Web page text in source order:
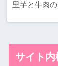
里芋と牛肉の
サイト内